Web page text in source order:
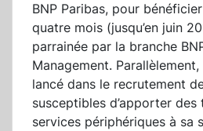
BNP Paribas, pour
quatre mois (jusqu’en juin
parrainée par la branche
Management. Parallèlement,
lancé dans le recrutement
susceptibles d’apporter
services périphériques à sa